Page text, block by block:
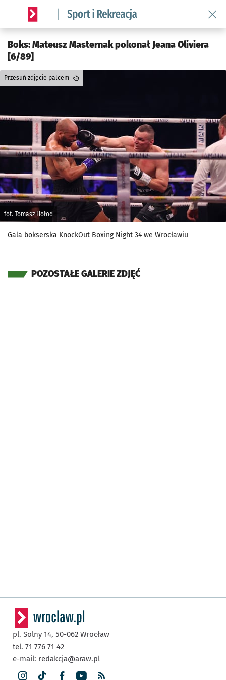
Serwis informacyjny wroclaw.pl podserwis: Sport i rekreacja
Boks: Mateusz Masternak pokonał Jeana Oliviera
[6/89]
fot. Tomasz Hołod
Przesuń zdjęcie palcem
Gala bokserska KnockOut Boxing Night 34 we Wrocławiu
POZOSTAŁE GALERIE ZDJĘĆ
pl. Solny 14, 50-062 Wrocław
tel. 71 776 71 42
e-mail: redakcja@araw.pl